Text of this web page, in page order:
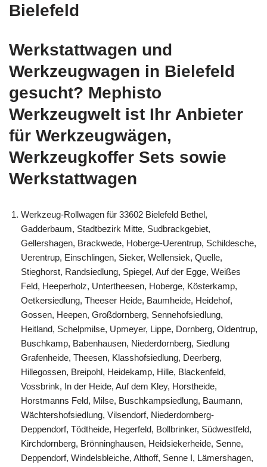
Bielefeld
Werkstattwagen und
Werkzeugwagen in Bielefeld
gesucht? Mephisto
Werkzeugwelt ist Ihr Anbieter
für Werkzeugwägen,
Werkzeugkoffer Sets sowie
Werkstattwagen
Werkzeug-Rollwagen für 33602 Bielefeld Bethel,
Gadderbaum, Stadtbezirk Mitte, Sudbrackgebiet,
Gellershagen, Brackwede, Hoberge-Uerentrup, Schildesche,
Uerentrup, Einschlingen, Sieker, Wellensiek, Quelle,
Stieghorst, Randsiedlung, Spiegel, Auf der Egge, Weißes
Feld, Heeperholz, Untertheesen, Hoberge, Kösterkamp,
Oetkersiedlung, Theeser Heide, Baumheide, Heidehof,
Gossen, Heepen, Großdornberg, Sennehofsiedlung,
Heitland, Schelpmilse, Upmeyer, Lippe, Dornberg, Oldentrup,
Buschkamp, Babenhausen, Niederdornberg, Siedlung
Grafenheide, Theesen, Klasshofsiedlung, Deerberg,
Hillegossen, Breipohl, Heidekamp, Hille, Blackenfeld,
Vossbrink, In der Heide, Auf dem Kley, Horstheide,
Horstmanns Feld, Milse, Buschkampsiedlung, Baumann,
Wächtershofsiedlung, Vilsendorf, Niederdornberg-
Deppendorf, Tödtheide, Hegerfeld, Bollbrinker, Südwestfeld,
Kirchdornberg, Brönninghausen, Heidsiekerheide, Senne,
Deppendorf, Windelsbleiche, Althoff, Senne I, Lämershagen,